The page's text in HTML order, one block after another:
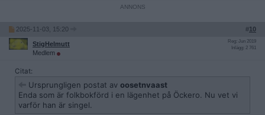
2025-11-03, 15:20 #10
StigHelmutt
Medlem
Reg: Jun 2019
Inlägg: 2 761
Citat:
Ursprungligen postat av oosetnvaast
Enda som är folkbokförd i en lägenhet på Öckero. Nu vet vi
varför han är singel.